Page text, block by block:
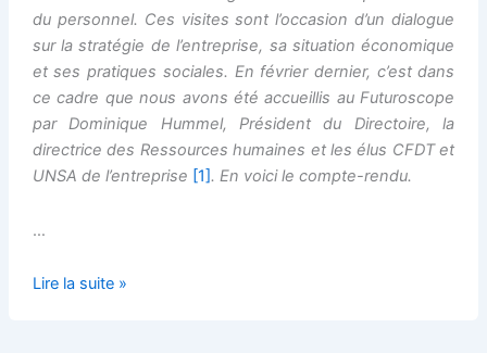
du personnel. Ces visites sont l’occasion d’un dialogue
sur la stratégie de l’entreprise, sa situation économique
et ses pratiques sociales. En février dernier, c’est dans
ce cadre que nous avons été accueillis au Futuroscope
par Dominique Hummel, Président du Directoire, la
directrice des Ressources humaines et les élus CFDT et
UNSA de l’entreprise [1]. En voici le compte-rendu.
…
Le
Lire la suite »